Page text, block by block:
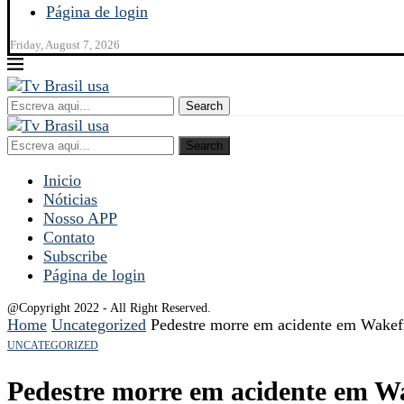
Página de login
Friday, August 7, 2026
Search
Search
Inicio
Nóticias
Nosso APP
Contato
Subscribe
Página de login
@Copyright 2022 - All Right Reserved.
Home Uncategorized Pedestre morre em acidente em
UNCATEGORIZED
Pedestre morre em acidente em